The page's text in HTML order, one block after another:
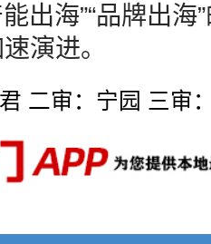
能出海”“品牌出
演进。
二审：宁园 三审